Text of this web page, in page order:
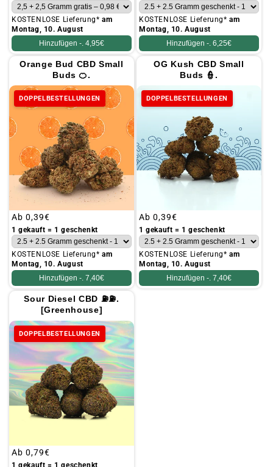
KOSTENLOSE Lieferung*am
Montag, 10. August
Hinzufügen -. 4,95€
KOSTENLOSE Lieferung*am
Montag, 10. August
Hinzufügen -. 6,25€
Orange Bud CBD Small
Buds 🍊.
DOPPELBESTELLUNGEN
Üblicher
Preis
Ab 0,39€
1 gekauft = 1 geschenkt
KOSTENLOSE Lieferung*am
Montag, 10. August
Hinzufügen -. 7,40€
OG Kush CBD Small
Buds 👮.
DOPPELBESTELLUNGEN
Üblicher
Preis
Ab 0,39€
1 gekauft = 1 geschenkt
KOSTENLOSE Lieferung*am
Montag, 10. August
Hinzufügen -. 7,40€
Sour Diesel CBD ⛽⛽.
[Greenhouse]
DOPPELBESTELLUNGEN
Üblicher
Preis
Ab 0,79€
1 gekauft = 1 geschenkt